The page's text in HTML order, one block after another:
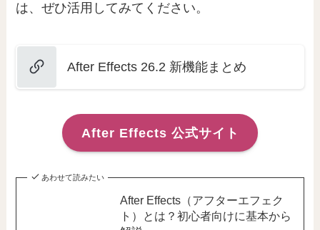
は、ぜひ活用してみてください。
After Effects 26.2 新機能まとめ
After Effects 公式サイト
あわせて読みたい
After Effects（アフターエフェク
ト）とは？初心者向けに基本から